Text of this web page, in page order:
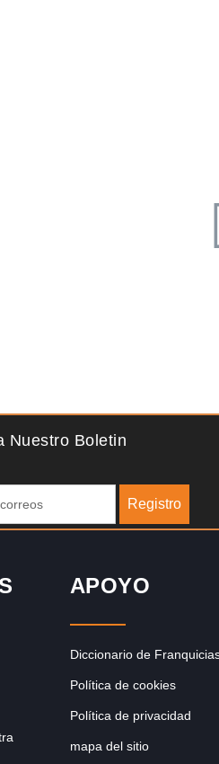
Nuestro Boletin
Registro
APOYO
Diccionario de
Política de cookies
Política de privacidad
mapa del sitio